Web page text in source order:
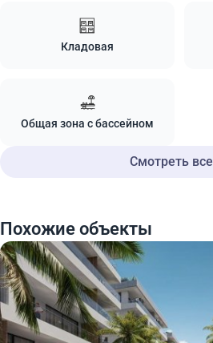
Кладовая
Общая зона с бассейном
Смотреть все
Похожие объекты